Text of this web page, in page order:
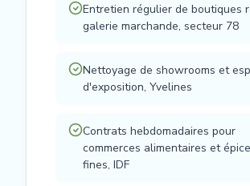
Entretien régulier de boutiques
galerie marchande, secteur 78
Nettoyage de showrooms et
d'exposition, Yvelines
Contrats hebdomadaires pour
commerces alimentaires et
fines, IDF